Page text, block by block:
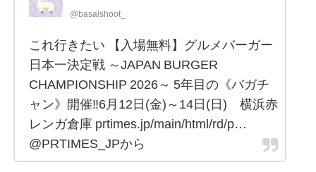
@basalshoot_
これ行きたい 【入場無料】グルメバーガー
日本一決定戦 ～JAPAN BURGER
CHAMPIONSHIP 2026～ 5年目の《バガチ
ャン》開催‼︎6月12⽇(金)～14⽇(⽇) 横浜赤
レンガ倉庫 prtimes.jp/main/html/rd/p…
@PRTIMES_JPから